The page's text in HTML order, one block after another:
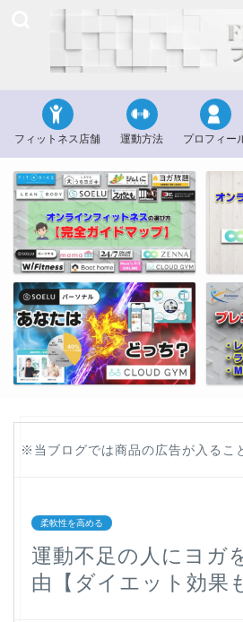
フィットネス店舗 運動方法 プロフィー
※当ブログでは商品の広告が入るこ
柔軟性を高める
運動不足の人にヨガ
由【ダイエット効果